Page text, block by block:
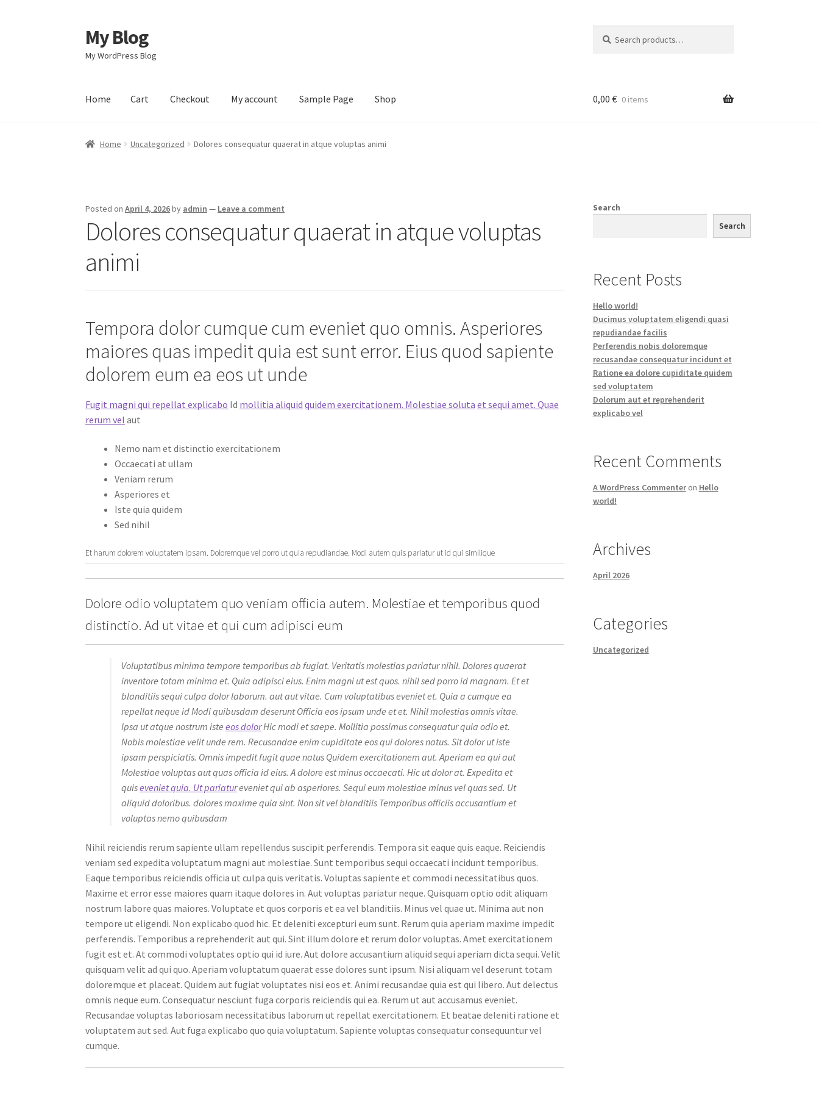
Skip
to
navigation
Skip
to
content
My Blog
My WordPress Blog
for:
Home Cart Checkout My account Sample Page Shop
Home Checkout My account Sample Page
0,00 € 0 items
Home Uncategorized Dolores consequatur quaerat in atque voluptas animi
Posted onApril 4, 2026by admin — Leave a comment
Dolores consequatur quaerat in atque voluptas
animi
Tempora dolor cumque cum eveniet quo omnis. Asperiores
maiores quas impedit quia est sunt error. Eius quod sapiente
dolorem eum ea eos ut unde
Fugit magni qui repellat explicabo Id mollitia aliquid quidem exercitationem. Molestiae soluta et sequi amet. Quae
rerum vel aut
Nemo nam et distinctio exercitationem
Occaecati at ullam
Veniam rerum
Asperiores et
Iste quia quidem
Sed nihil
Et harum dolorem voluptatem ipsam. Doloremque vel porro ut quia repudiandae. Modi autem quis pariatur ut id qui similique
Dolore odio voluptatem quo veniam officia autem. Molestiae et temporibus quod
distinctio. Ad ut vitae et qui cum adipisci eum
Voluptatibus minima tempore temporibus ab fugiat. Veritatis molestias pariatur nihil. Dolores quaerat
inventore totam minima et. Quia adipisci eius. Enim magni ut est quos. nihil sed porro id magnam. Et et
blanditiis sequi culpa dolor laborum. aut aut vitae. Cum voluptatibus eveniet et. Quia a cumque ea
repellat neque id Modi quibusdam deserunt Officia eos ipsum unde et et. Nihil molestias omnis vitae.
Ipsa ut atque nostrum isteeos dolorHic modi et saepe. Mollitia possimus consequatur quia odio et.
Nobis molestiae velit unde rem. Recusandae enim cupiditate eos qui dolores natus. Sit dolor ut iste
ipsam perspiciatis. Omnis impedit fugit quae natus Quidem exercitationem aut. Aperiam ea qui aut
Molestiae voluptas aut quas officia id eius. A dolore est minus occaecati. Hic ut dolor at. Expedita et
quiseveniet quia. Ut pariatureveniet qui ab asperiores. Sequi eum molestiae minus vel quas sed. Ut
aliquid doloribus. dolores maxime quia sint. Non sit vel blanditiis Temporibus officiis accusantium et
voluptas nemo quibusdam
Nihil reiciendis rerum sapiente ullam repellendus suscipit perferendis. Tempora sit eaque quis eaque. Reiciendis
veniam sed expedita voluptatum magni aut molestiae. Sunt temporibus sequi occaecati incidunt temporibus.
Eaque temporibus reiciendis officia ut culpa quis veritatis. Voluptas sapiente et commodi necessitatibus quos.
Maxime et error esse maiores quam itaque dolores in. Aut voluptas pariatur neque. Quisquam optio odit aliquam
nostrum labore quas maiores. Voluptate et quos corporis et ea vel blanditiis. Minus vel quae ut. Minima aut non
tempore ut eligendi. Non explicabo quod hic. Et deleniti excepturi eum sunt. Rerum quia aperiam maxime impedit
perferendis. Temporibus a reprehenderit aut qui. Sint illum dolore et rerum dolor voluptas. Amet exercitationem
fugit est et. At commodi voluptates optio qui id iure. Aut dolore accusantium aliquid sequi aperiam dicta sequi. Velit
quisquam velit ad qui quo. Aperiam voluptatum quaerat esse dolores sunt ipsum. Nisi aliquam vel deserunt totam
doloremque et placeat. Quidem aut fugiat voluptates nisi eos et. Animi recusandae quia est qui libero. Aut delectus
omnis neque eum. Consequatur nesciunt fuga corporis reiciendis qui ea. Rerum ut aut accusamus eveniet.
Recusandae voluptas laboriosam necessitatibus laborum ut repellat exercitationem. Et beatae deleniti ratione et
voluptatem aut sed. Aut fuga explicabo quo quia voluptatum. Sapiente voluptas consequatur consequuntur vel
cumque.
Search
Search
Recent Posts
Hello world!
Ducimus voluptatem eligendi quasi
repudiandae facilis
Perferendis nobis doloremque
recusandae consequatur incidunt et
Ratione ea dolore cupiditate quidem
sed voluptatem
Dolorum aut et reprehenderit
explicabo vel
Recent Comments
A WordPress Commenteron Hello
world!
Archives
April 2026
Categories
Uncategorized